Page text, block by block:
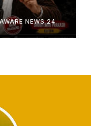
AWARE NEWS 24